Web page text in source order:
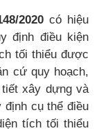
2020có hiệu
định điều kiện
tối thiểu được
cứ quy hoạch,
xây dựng và
định cụ thể điều
tích tối thiểu